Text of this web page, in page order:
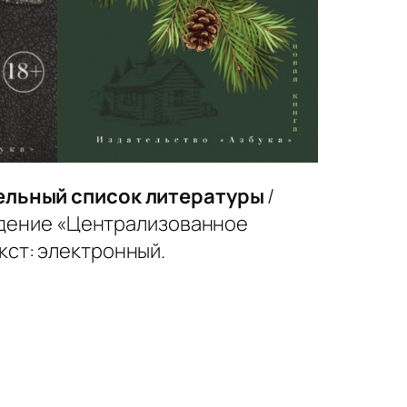
список литературы/
«Централизованное
электронный.